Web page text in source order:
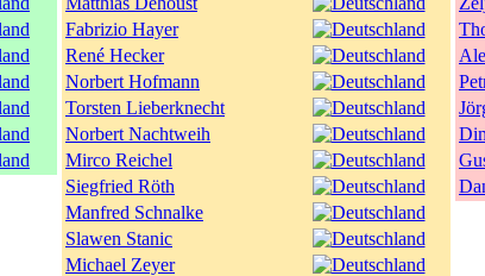
Fabrizio Hayer
René Hecker
Norbert Hofmann
Torsten Lieberknecht
Norbert Nachtweih
Mirco Reichel
Siegfried Röth
Manfred Schnalke
Slawen Stanic
Michael Zeyer